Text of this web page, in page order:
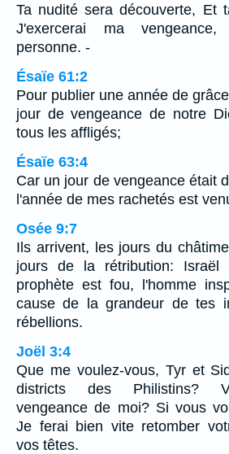
Ta nudité sera découverte, Et
J'exercerai ma vengeance,
personne. -
Ésaïe 61:2
Pour publier une année de
jour de vengeance de notre
tous les affligés;
Ésaïe 63:4
Car un jour de vengeance était
l'année de mes rachetés est
Osée 9:7
Ils arrivent, les jours du
jours de la rétribution: Israël
prophète est fou, l'homme
cause de la grandeur de tes
rébellions.
Joël 3:4
Que me voulez-vous, Tyr et
districts des Philistins?
vengeance de moi? Si vous
Je ferai bien vite retomber
vos têtes.